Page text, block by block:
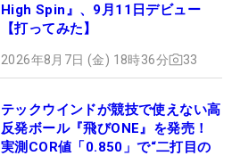
High Spin』、9月11日デビュー
【打ってみた】
2026年8月7日 (金) 18時36分 33
テックウインドが競技で使えない高
反発ボール『飛びONE』を発売！
実測COR値「0.850」で“二打目の